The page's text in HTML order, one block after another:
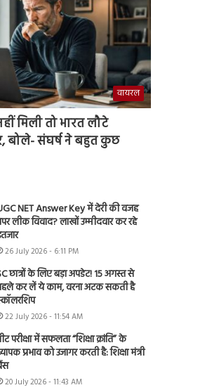
वायरल
मिली तो भारत लौटे
बोले- संघर्ष ने बहुत कुछ
NET Answer Key में देरी की वजह
लीक विवाद? लाखों उम्मीदवार कर रहे
26 July 2026 - 6:11 PM
छात्रों के लिए बड़ा अपडेट! 15 अगस्त से
कर लें ये काम, वरना अटक सकती है
22 July 2026 - 11:54 AM
परीक्षा में सफलता “शिक्षा क्रांति” के
प्रभाव को उजागर करती है: शिक्षा मंत्री
20 July 2026 - 11:43 AM